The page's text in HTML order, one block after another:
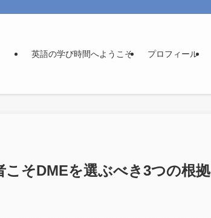
英語の学び時間へようこそ プロフィール
そDMEを選ぶべき3つの根拠